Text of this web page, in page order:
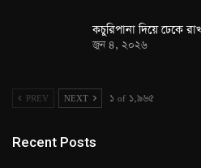
কচুরিপানা দিয়ে ঢেকে
জুন ৪, ২০২৬
PREV NEXT ১ of ১,৯৬৫
Recent Posts